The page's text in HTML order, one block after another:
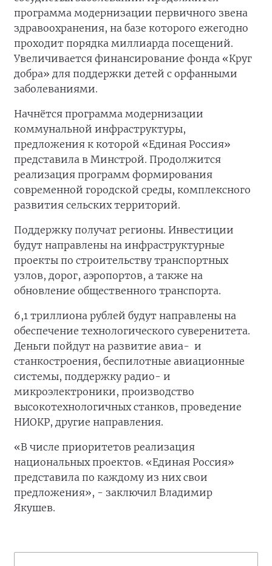
программа модернизации первичного звена
здравоохранения, на базе которого ежегодно
проходит порядка миллиарда посещений.
Увеличивается финансирование фонда «Круг
добра» для поддержки детей с орфанными
заболеваниями.
Начнётся программа модернизации
коммунальной инфраструктуры,
предложения к которой «Единая Россия»
представила в Минстрой. Продолжится
реализация программ формирования
современной городской среды, комплексного
развития сельских территорий.
Поддержку получат регионы. Инвестиции
будут направлены на инфраструктурные
проекты по строительству транспортных
узлов, дорог, аэропортов, а также на
обновление общественного транспорта.
6,1 триллиона рублей будут направлены на
обеспечение технологического суверенитета.
Деньги пойдут на развитие авиа- и
станкостроения, беспилотные авиационные
системы, поддержку радио- и
микроэлектроники, производство
высокотехнологичных станков, проведение
НИОКР, другие направления.
«В числе приоритетов реализация
национальных проектов. «Единая Россия»
представила по каждому из них свои
предложения», - заключил Владимир
Якушев.